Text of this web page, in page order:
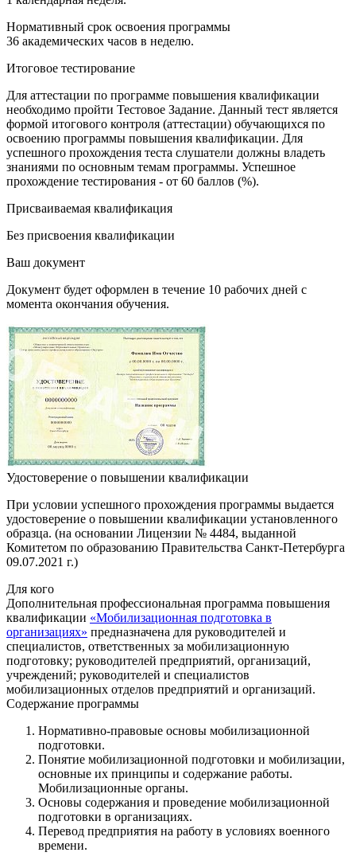
Нормативный срок освоения программы
36 академических часов в неделю.
Итоговое тестирование
Для аттестации по программе повышения квалификации
необходимо пройти Тестовое Задание. Данный тест является
формой итогового контроля (аттестации) обучающихся по
освоению программы повышения квалификации. Для
успешного прохождения теста слушатели должны владеть
знаниями по основным темам программы. Успешное
прохождение тестирования - от 60 баллов (%).
Присваиваемая квалификация
Без присвоения квалификации
Ваш документ
Документ будет оформлен в течение 10 рабочих дней с
момента окончания обучения.
Удостоверение о повышении квалификации
При условии успешного прохождения программы выдается
удостоверение о повышении квалификации установленного
образца. (на основании Лицензии № 4484, выданной
Комитетом по образованию Правительства Санкт-Петербурга
09.07.2021 г.)
Для кого
Дополнительная профессиональная программа повышения
квалификации «Мобилизационная подготовка в
организациях» предназначена для руководителей и
специалистов, ответственных за мобилизационную
подготовку; руководителей предприятий, организаций,
учреждений; руководителей и специалистов
мобилизационных отделов предприятий и организаций.
Содержание программы
Нормативно-правовые основы мобилизационной
подготовки.
Понятие мобилизационной подготовки и мобилизации,
основные их принципы и содержание работы.
Мобилизационные органы.
Основы содержания и проведение мобилизационной
подготовки в организациях.
Перевод предприятия на работу в условиях военного
времени.